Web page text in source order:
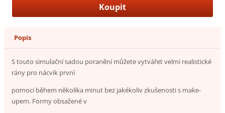
Popis
S touto simulační sadou poranění můžete vytvářet velmi realistické
rány pro nácvik první
pomoci během několika minut bez jakékoliv zkušenosti s make-
upem. Formy obsažené v